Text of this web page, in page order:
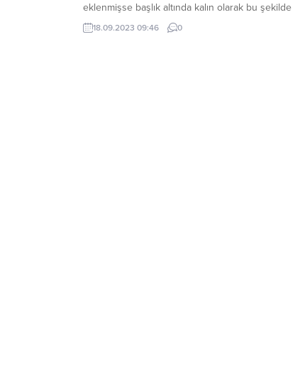
eklenmişse başlık altında kalın olarak bu şekilde
gösterilir, eklenmemişse bu alan boş kalır.
18.09.2023 09:46 0